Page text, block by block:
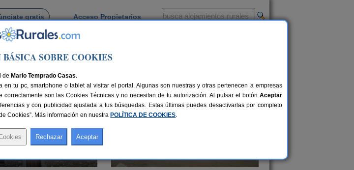
gratis Acceso Propietarios
Rurales Cañardo
SOBRE COOKIES
de Mario Temprado Casas.
tu pc, smartphone o tablet al visitar el portal. Algunas son nuestras y otras pertenecen a empresas
son las Cookies Técnicas y no necesitan de tu autorización. Al pulsar el botón Aceptar
y con publicidad ajustada a tus búsquedas. Estas últimas puedes desactivarlas por completo
Cookies”. Más información en nuestra POLÍTICA DE COOKIES.